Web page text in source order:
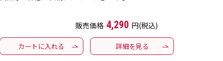
販売価格 4,290 円(税込)
カートに入れる 詳細を見る